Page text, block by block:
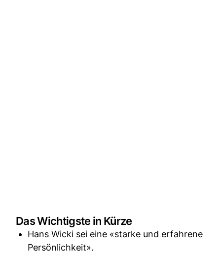
Das Wichtigste in Kürze
Hans Wicki sei eine «starke und erfahrene
Persönlichkeit».